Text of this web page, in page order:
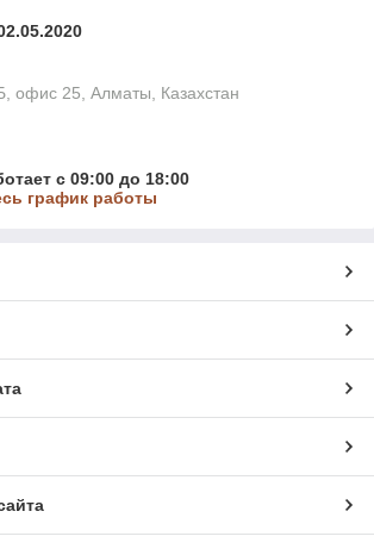
офис 25, Алматы, Казахстан
с 09:00 до 18:00
график работы